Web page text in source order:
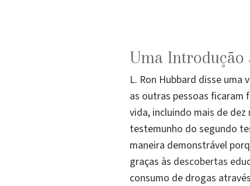
Uma Introdução
L. Ron Hubbard disse uma
as outras pessoas ficaram
vida, incluindo mais de
testemunho do segundo
maneira demonstrável
graças às descobertas
consumo de drogas